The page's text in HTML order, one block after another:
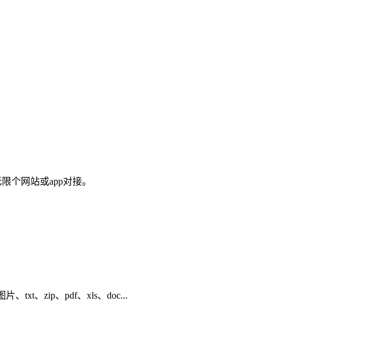
个网站或app对接。
、txt、zip、pdf、xls、doc...